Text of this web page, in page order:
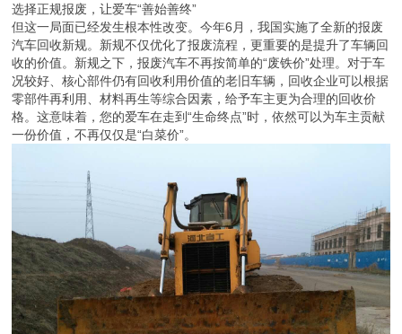
选择正规报废，让爱车“善始善终”
但这一局面已经发生根本性改变。今年6月，我国实施了全新的报废
汽车回收新规。新规不仅优化了报废流程，更重要的是提升了车辆回
收的价值。新规之下，报废汽车不再按简单的“废铁价”处理。对于车
况较好、核心部件仍有回收利用价值的老旧车辆，回收企业可以根据
零部件再利用、材料再生等综合因素，给予车主更为合理的回收价
格。这意味着，您的爱车在走到“生命终点”时，依然可以为车主贡献
一份价值，不再仅仅是“白菜价”。